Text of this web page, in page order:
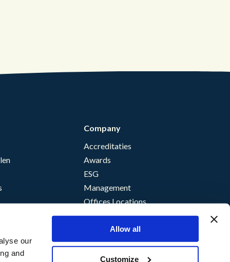
our
and
Allow all
Customize
Company
Accreditaties
Awards
ESG
Management
Offices Locations